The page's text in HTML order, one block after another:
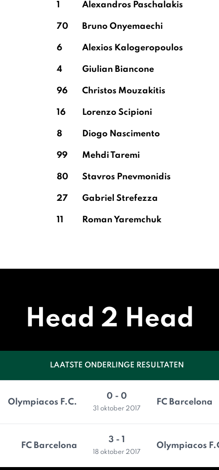
1 Alexandros Paschalakis
70 Bruno Onyemaechi
6 Alexios Kalogeropoulos
4 Giulian Biancone
96 Christos Mouzakitis
16 Lorenzo Scipioni
8 Diogo Nascimento
99 Mehdi Taremi
80 Stavros Pnevmonidis
27 Gabriel Strefezza
11 Roman Yaremchuk
Head 2 Head
LAATSTE ONDERLINGE RESULTATEN
Olympiacos F.C.
0 - 0
31 oktober 2017
FC Barcelona
FC Barcelona
3 - 1
18 oktober 2017
Olympiacos